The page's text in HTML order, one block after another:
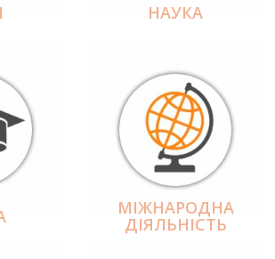
НАУКА
МІЖНАРОДНА
ДІЯЛЬНІCТЬ